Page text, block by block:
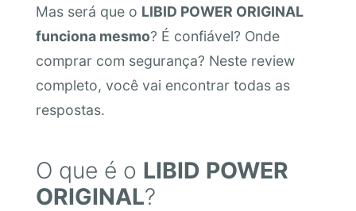
Mas será que o LIBID POWER ORIGINAL
funciona mesmo? É confiável? Onde
comprar com segurança? Neste review
completo, você vai encontrar todas as
respostas.
O que é o LIBID POWER
ORIGINAL?